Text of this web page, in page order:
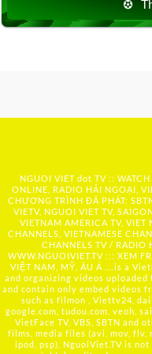
NGUOI VIET dot TV ::
ONLINE, RADIO HẢI NGOẠI,
CHƯƠNG TRÌNH ĐÃ PHÁT:
VIETV, NGUOI VIET TV,
VIETNAM AMERICA TV, VIET
CHANNELS, VIETNAMESE
CHANNELS TV / RADIO
WWW.NGUOIVIET.TV ::: XEM
VIỆT NAM, MỸ, ÂU Á ….is a
and organizing videos
and contain only embed videos
such as filmon , Viettv24,
google.com, tudou.com, veoh,
VietFace TV, VBS, SBTN and
films, media files (avi, mov, flv,
ipod, psp), NguoiViet.TV is